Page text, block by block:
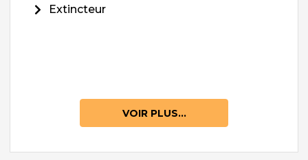
Extincteur
VOIR PLUS...